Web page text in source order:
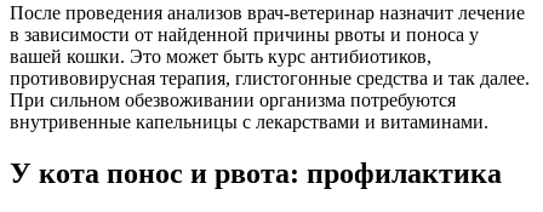
После проведения анализов врач-ветеринар назначит лечение
в зависимости от найденной причины рвоты и поноса у
вашей кошки. Это может быть курс антибиотиков,
противовирусная терапия, глистогонные средства и так далее.
При сильном обезвоживании организма потребуются
внутривенные капельницы с лекарствами и витаминами.
У кота понос и рвота: профилактика